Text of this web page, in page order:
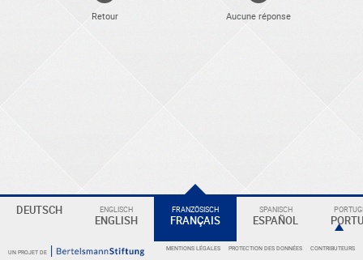
Retour Aucune réponse
DEUTSCH ENGLISCH
ENGLISH
FRANZÖSISCH
FRANÇAIS
SPANISCH
ESPAÑOL
UN PROJET DE MENTIONS LÉGALES PROTECTION DES DONNÉES CONTRIBUTEURS
ELEKTRONIKER
Eine